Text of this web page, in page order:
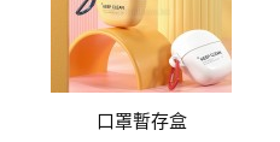
口罩暫存盒